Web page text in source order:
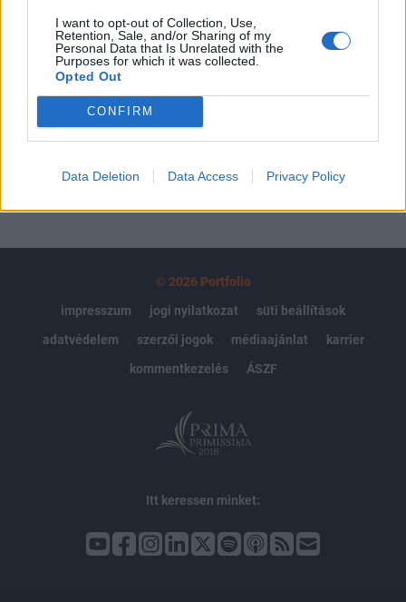
I want to opt-out of Collection, Use,
Retention, Sale, and/or Sharing of my
Personal Data that Is Unrelated with the
Purposes for which it was collected.
Opted Out
CONFIRM
Data Deletion Data Access Privacy Policy
kötéslistái
MÁR ELŐFIZETŐNK VAGY?BEJELENTKEZÉS
© 2026 Portfolio
impresszum
jogi nyilatkozat
süti beállítások
adatvédelem
szerzői jogok médiaajánlat
karrier
kommentkezelés
ÁSZF
Itt keressen minket: